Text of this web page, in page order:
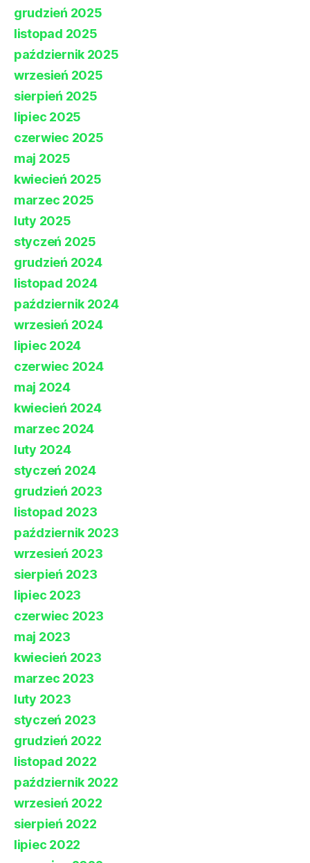
grudzień 2025
listopad 2025
październik 2025
wrzesień 2025
sierpień 2025
lipiec 2025
czerwiec 2025
maj 2025
kwiecień 2025
marzec 2025
luty 2025
styczeń 2025
grudzień 2024
listopad 2024
październik 2024
wrzesień 2024
lipiec 2024
czerwiec 2024
maj 2024
kwiecień 2024
marzec 2024
luty 2024
styczeń 2024
grudzień 2023
listopad 2023
październik 2023
wrzesień 2023
sierpień 2023
lipiec 2023
czerwiec 2023
maj 2023
kwiecień 2023
marzec 2023
luty 2023
styczeń 2023
grudzień 2022
listopad 2022
październik 2022
wrzesień 2022
sierpień 2022
lipiec 2022